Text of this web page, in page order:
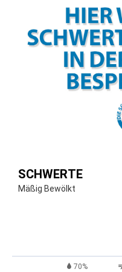
SCHWERTE
Mäßig Bewölkt
70%